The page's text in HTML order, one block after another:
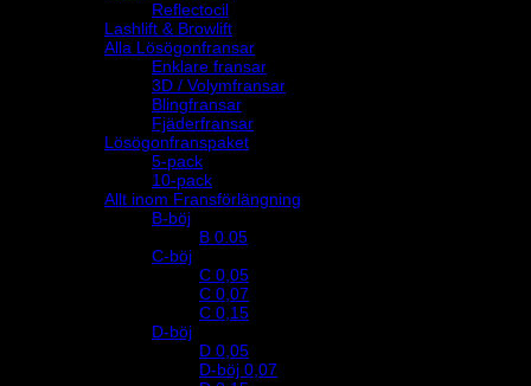
Reflectocil
Lashlift & Browlift
Alla Lösögonfransar
Enklare fransar
3D / Volymfransar
Blingfransar
Fjäderfransar
Lösögonfranspaket
5-pack
10-pack
Allt inom Fransförlängning
B-böj
B 0.05
C-böj
C 0,05
C 0,07
C 0,15
D-böj
D 0,05
D-böj 0,07